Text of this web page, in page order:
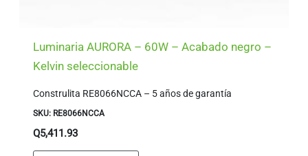
Luminaria AURORA – 60W – Acabado negro –
Kelvin seleccionable
Construlita RE8066NCCA – 5 años de garantía
SKU: RE8066NCCA
Q5,411.93